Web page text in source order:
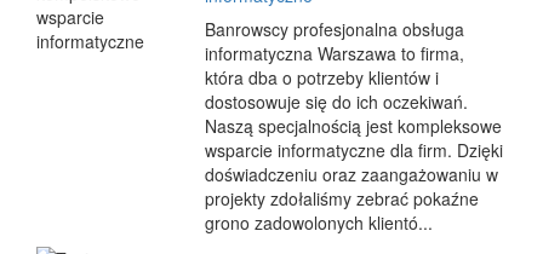
Banrowscy profesjonalna obsługa
informatyczna Warszawa to firma,
która dba o potrzeby klientów i
dostosowuje się do ich oczekiwań.
Naszą specjalnością jest kompleksowe
wsparcie informatyczne dla firm. Dzięki
doświadczeniu oraz zaangażowaniu w
projekty zdołaliśmy zebrać pokaźne
grono zadowolonych klientó...